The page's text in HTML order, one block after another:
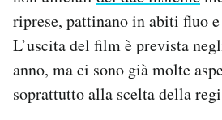
riprese, pattinano in abiti fluo
L’uscita del film è prevista
anno, ma ci sono già molte
soprattutto alla scelta della